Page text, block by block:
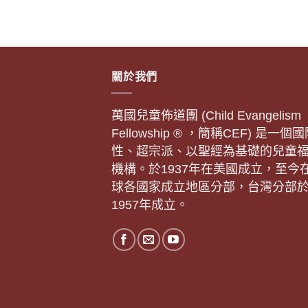
關於我們
萬國兒童佈道團 (Child Evangelism
Fellowship ® ，簡稱CEF) 是一個國
性、超宗派、以聖經為基礎的兒童
機構。於1937年在美國成立，至今
球各國家成立地區分部，台灣分部
1957年成立。